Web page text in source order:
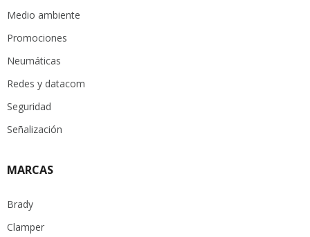
Medio ambiente
Promociones
Neumáticas
Redes y datacom
Seguridad
Señalización
MARCAS
Brady
Clamper